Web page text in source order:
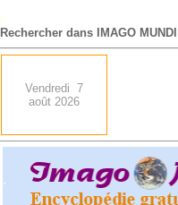
-
Rechercher dans IMAGO
Vendredi 7
août 2026
.